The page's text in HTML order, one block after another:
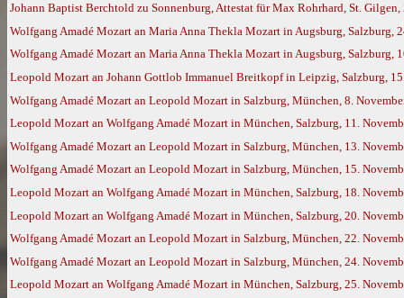
Johann Baptist Berchtold zu Sonnenburg, Attestat für Max Rohrhard, St.
Wolfgang Amadé Mozart an Maria Anna Thekla Mozart in Augsburg, Salzburg,
Wolfgang Amadé Mozart an Maria Anna Thekla Mozart in Augsburg, Salzburg,
Leopold Mozart an Johann Gottlob Immanuel Breitkopf in Leipzig, Salzburg,
Wolfgang Amadé Mozart an Leopold Mozart in Salzburg, München, 8.
Leopold Mozart an Wolfgang Amadé Mozart in München, Salzburg, 11.
Wolfgang Amadé Mozart an Leopold Mozart in Salzburg, München, 13.
Wolfgang Amadé Mozart an Leopold Mozart in Salzburg, München, 15.
Leopold Mozart an Wolfgang Amadé Mozart in München, Salzburg, 18.
Leopold Mozart an Wolfgang Amadé Mozart in München, Salzburg, 20.
Wolfgang Amadé Mozart an Leopold Mozart in Salzburg, München, 22.
Wolfgang Amadé Mozart an Leopold Mozart in Salzburg, München, 24.
Leopold Mozart an Wolfgang Amadé Mozart in München, Salzburg, 25.